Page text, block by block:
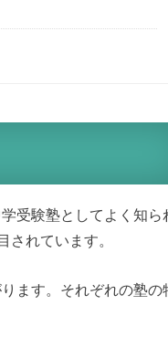
受験塾としてよく知ら
されています。
ます。それぞれの塾の